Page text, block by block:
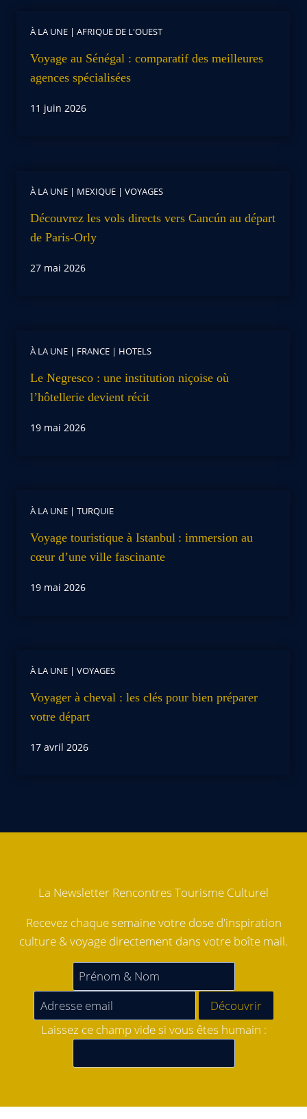
À LA UNE | AFRIQUE DE L'OUEST
Voyage au Sénégal : comparatif des meilleures
agences spécialisées
11 juin 2026
À LA UNE | MEXIQUE | VOYAGES
Découvrez les vols directs vers Cancún au départ
de Paris-Orly
27 mai 2026
À LA UNE | FRANCE | HOTELS
Le Negresco : une institution niçoise où
l’hôtellerie devient récit
19 mai 2026
À LA UNE | TURQUIE
Voyage touristique à Istanbul : immersion au
cœur d’une ville fascinante
19 mai 2026
À LA UNE | VOYAGES
Voyager à cheval : les clés pour bien préparer
votre départ
17 avril 2026
La Newsletter Rencontres Tourisme Culturel
Recevez chaque semaine votre dose d'inspiration
culture & voyage directement dans votre boîte mail.
Laissez ce champ vide si vous êtes humain :